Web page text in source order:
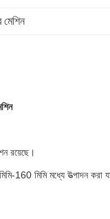
মেশিন
রয়েছে।
160 মিমি মধ্যে উত্পাদন করা